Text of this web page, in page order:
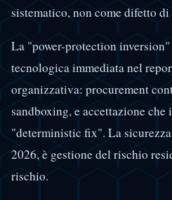
sistematico, non come difetto
La "power-protection
tecnologica immediata nel
organizzativa: procurement
sandboxing, e accettazione
"deterministic fix". La
2026, è gestione del rischio
rischio.